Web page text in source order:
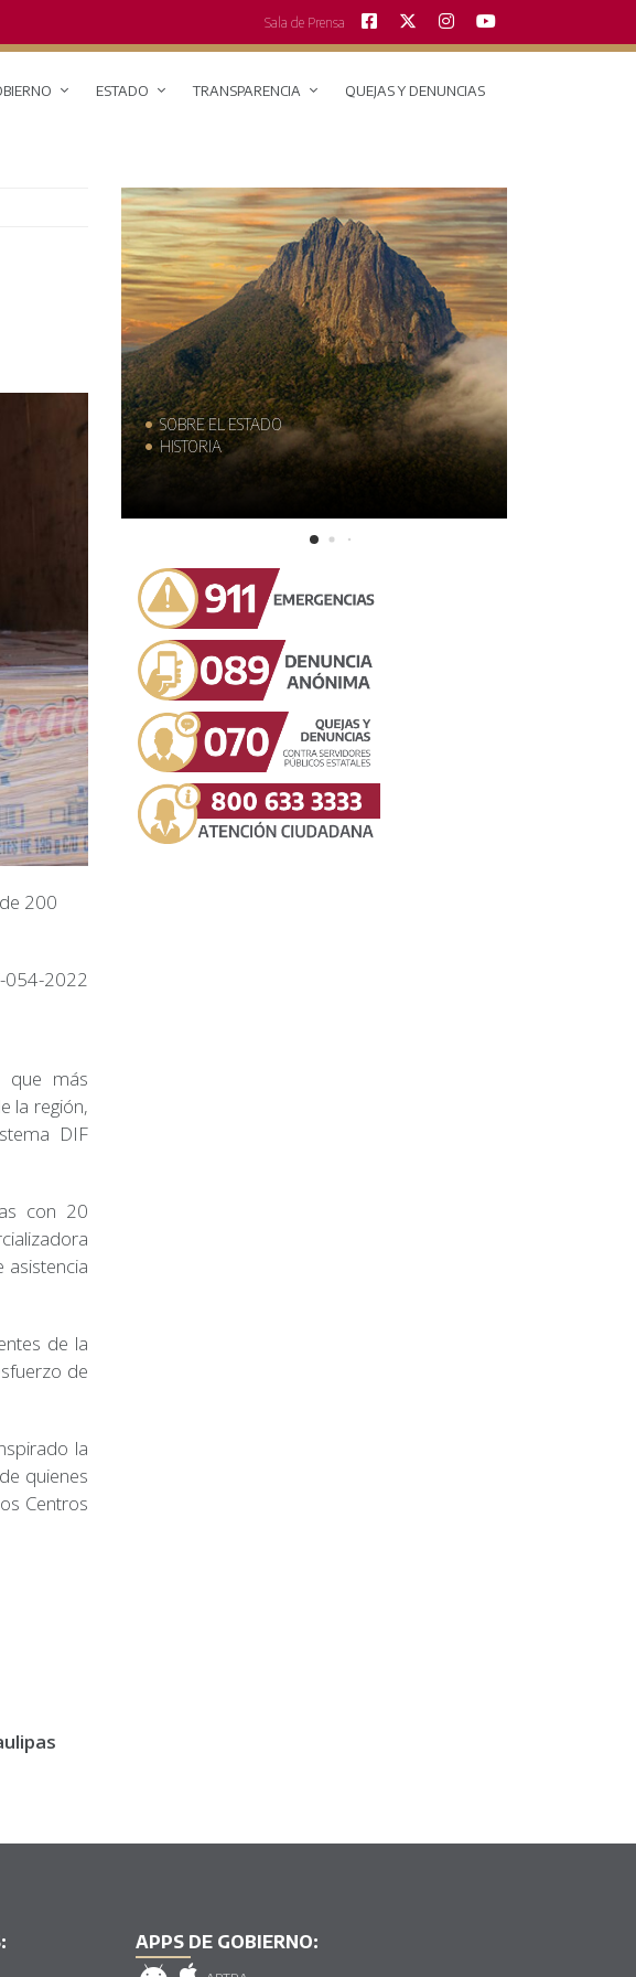
Sala de Prensa
ESTADO TRANSPARENCIA QUEJAS Y DENUNCIAS
200
054-2022
que más
la región,
DIF
con 20
asistencia
de la
de
la
quienes
Centros
SOBRE EL ESTADO
HISTORIA
APPS DE GOBIERNO: